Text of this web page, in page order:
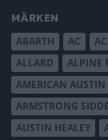
MÄRKEN
ABARTH AC
ALLARD
ALPINE
AMERICAN
ARMSTRONG
AUSTIN HEALEY